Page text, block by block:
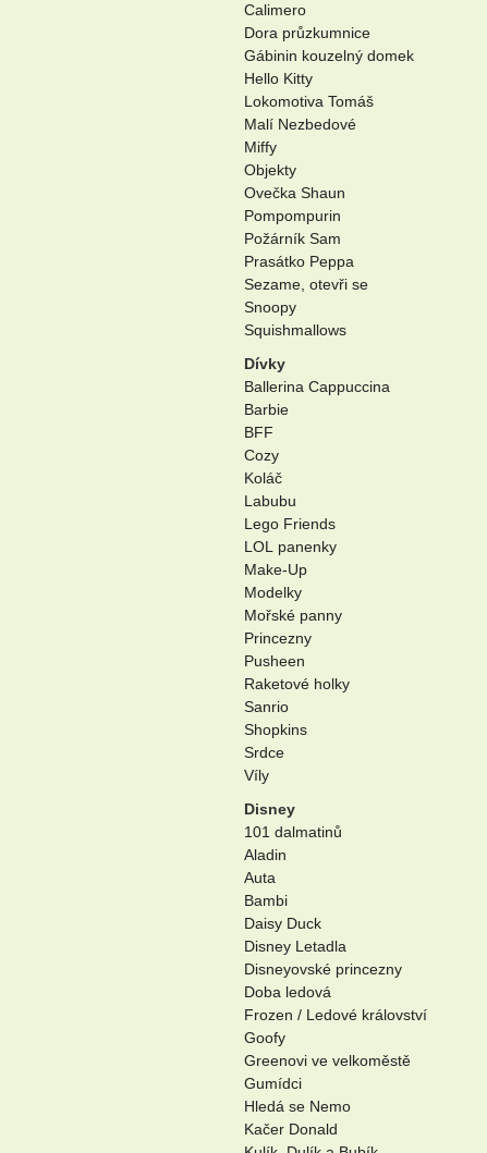
Calimero
Dora průzkumnice
Gábinin kouzelný domek
Hello Kitty
Lokomotiva Tomáš
Malí Nezbedové
Miffy
Objekty
Ovečka Shaun
Pompompurin
Požárník Sam
Prasátko Peppa
Sezame, otevři se
Snoopy
Squishmallows
Dívky
Ballerina Cappuccina
Barbie
BFF
Cozy
Koláč
Labubu
Lego Friends
LOL panenky
Make-Up
Modelky
Mořské panny
Princezny
Pusheen
Raketové holky
Sanrio
Shopkins
Srdce
Víly
Disney
101 dalmatinů
Aladin
Auta
Bambi
Daisy Duck
Disney Letadla
Disneyovské princezny
Doba ledová
Frozen / Ledové království
Goofy
Greenovi ve velkoměstě
Gumídci
Hledá se Nemo
Kačer Donald